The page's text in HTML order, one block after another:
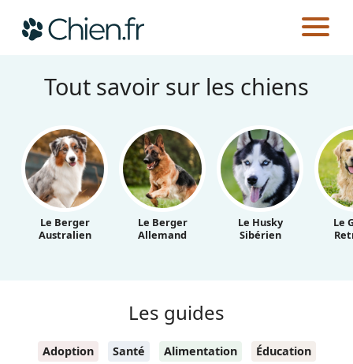
Actualités
Races
Guides
Tout savoir sur les chiens
Le Berger
Australien
Le Berger
Allemand
Le Husky
Sibérien
Le
Les guides
Adoption Santé Alimentation
Éducation